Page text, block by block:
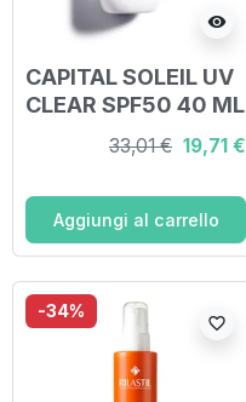
visibility
CAPITAL SOLEIL UV
CLEAR SPF50 40 ML
33,01 € 19,71 €
Aggiungi al carrello
-34%
favorite_border